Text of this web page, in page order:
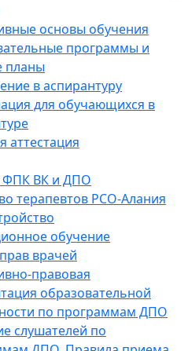
основы обучения
программы и
планы
в аспирантуру
для обучающихся в
аттестация
ФПК ВК и ДПО
терапевтов РСО-Алания
обучение
врачей
правовая
образовательной
по программам ДПО
слушателей по